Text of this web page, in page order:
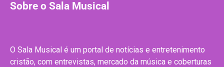
Sobre o Sala Musical
O Sala Musical é um portal de notícias e entretenimento
cristão, com entrevistas, mercado da música e coberturas